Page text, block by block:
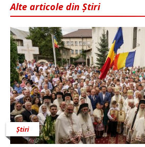
Alte articole din Știri
Știri